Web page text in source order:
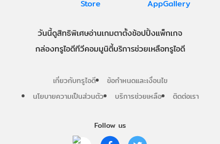
Follow us
วันนี้ดูสิทธิพิเศษอ่านเกมตาตั้งช้อปปิ้งแพ็กเกจ
กล่องทรูไอดีทีวีคอมมูนิตี้บริการช่วยเหลือทรูไอดี
เกี่ยวกับทรูไอดี
ข้อกำหนดและเงื่อนไข
นโยบายความเป็นส่วนตัว
บริการช่วยเหลือ ติดต่อเรา